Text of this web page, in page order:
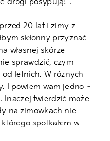
drogi posypują!”.
20 lat i zimy z
skłonny przyznać
własnej skórze
sprawdzić, czym
letnich. W różnych
I powiem wam jedno –
Inaczej twierdzić może
na zimowkach nie
którego spotkałem w